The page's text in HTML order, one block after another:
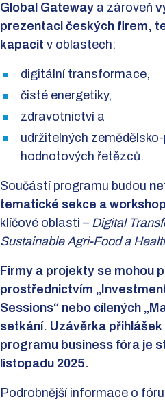
Global Gateway a zároveň
prezentaci českých firem,
kapacit v oblastech:
digitální transformace,
čisté energetiky,
zdravotnictví a
udržitelných
hodnotových řetězců.
Součástí programu budou
tematické sekce a
klíčové oblasti – Digital
Sustainable Agri-Food a
Firmy a projekty se mohou
prostřednictvím
Sessions“ nebo cílených
setkání. Uzávěrka
programu business fóra je
listopadu 2025.
Podrobnější informace o